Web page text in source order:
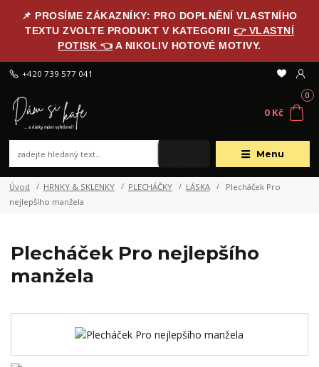
📌 PROSÍME ZÁKAZNÍKY: PRO DOPLNĚNÍ VLASTNÍHO
TEXTU ZVOLTE PRODUKT V KATEGORII 👉 VLASTNÍ
POTISK 👈 A NIKOLIV HOTOVÉ MOTIVY.
Menu
+420 739 577 041
0
0 Kč
Úvod HRNKY & SKLENKY PLECHÁČKY LÁSKA
Plecháček Pro
nejlepšího manžela
Plecháček Pro nejlepšího
manžela